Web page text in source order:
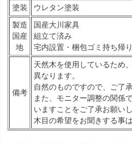
塗装
ウレタン塗装
製造
国産
地
国産大川家具
組立て済み
宅内設置・梱包ゴミ持ち帰り
備考
天然木を使用しているため
異なります。
自然のものですので、ご了
また、モニター調整の関係
いますことをご了承お願いし
木目の希望をお聞きする事